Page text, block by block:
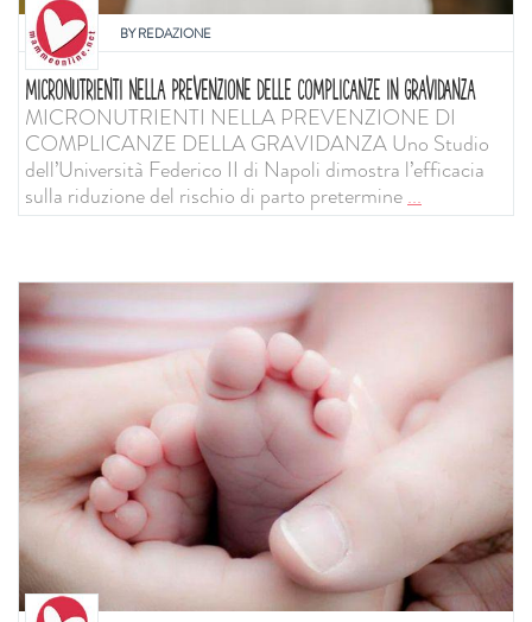
BYREDAZIONE
MICRONUTRIENTI NELLA PREVENZIONE DELLE COMPLICANZE IN GRAVIDANZA
MICRONUTRIENTI NELLA PREVENZIONE DI
COMPLICANZE DELLA GRAVIDANZA Uno Studio
dell’Università Federico II di Napoli dimostra l’efficacia
sulla riduzione del rischio di parto pretermine...